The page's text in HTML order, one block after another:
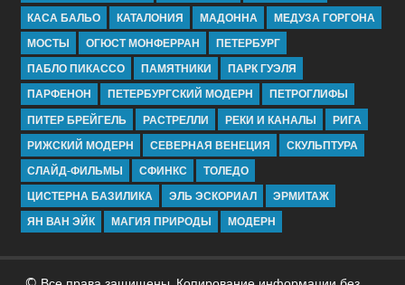
КАСА БАЛЬО
КАТАЛОНИЯ МАДОННА
МЕДУЗА ГОРГОНА
МОСТЫ
ОГЮСТ МОНФЕРРАН
ПЕТЕРБУРГ
ПАБЛО ПИКАССО
ПАМЯТНИКИ
ПАРК ГУЭЛЯ
ПАРФЕНОН
ПЕТЕРБУРГСКИЙ МОДЕРН
ПЕТРОГЛИФЫ
ПИТЕР БРЕЙГЕЛЬ
РАСТРЕЛЛИ РЕКИ И КАНАЛЫ
РИГА
РИЖСКИЙ МОДЕРН
СЕВЕРНАЯ ВЕНЕЦИЯ
СКУЛЬПТУРА
СЛАЙД-ФИЛЬМЫ
СФИНКС
ТОЛЕДО
ЦИСТЕРНА БАЗИЛИКА
ЭЛЬ ЭСКОРИАЛ
ЭРМИТАЖ
ЯН ВАН ЭЙК
МАГИЯ ПРИРОДЫ МОДЕРН